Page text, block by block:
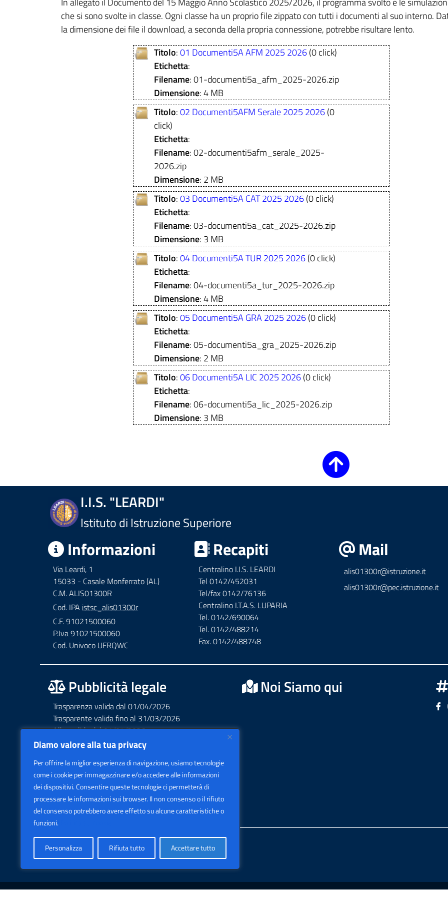
Diamo valore alla tua privacy
Per offrire la miglior esperienza di navigazione, usiamo tecnologie
come i cookie per immagazzinare e/o accedere alle informazioni
dei dispositivi. Consentire queste tecnologie ci permetterà di
processare le informazioni sui browser. Il non consenso o il rifiuto
del consenso potrebbero avere effetto su alcune caratteristiche o
funzioni.
Personalizza Rifiuta tutto Accettare tutto
che si sono svolte in classe. Ogni classe ha un proprio file zippato con tutti i documenti al suo interno.
la dimensione dei file il download, a seconda della propria connessione, potrebbe risultare lento.
Titolo:01 Documenti5A AFM 2025 2026(0 click)
Etichetta:
Filename: 01-documenti5a_afm_2025-2026.zip
Dimensione: 4 MB
Titolo:02 Documenti5AFM Serale 2025 2026(0
click)
Etichetta:
Filename: 02-documenti5afm_serale_2025-
2026.zip
Dimensione: 2 MB
Titolo:03 Documenti5A CAT 2025 2026(0 click)
Etichetta:
Filename: 03-documenti5a_cat_2025-2026.zip
Dimensione: 3 MB
Titolo:04 Documenti5A TUR 2025 2026(0 click)
Etichetta:
Filename: 04-documenti5a_tur_2025-2026.zip
Dimensione: 4 MB
Titolo:05 Documenti5A GRA 2025 2026(0 click)
Etichetta:
Filename: 05-documenti5a_gra_2025-2026.zip
Dimensione: 2 MB
Titolo:06 Documenti5A LIC 2025 2026(0 click)
Etichetta:
Filename: 06-documenti5a_lic_2025-2026.zip
Dimensione: 3 MB
I.I.S. "LEARDI"
Istituto di Istruzione Superiore
Informazioni
Via Leardi, 1
15033 - Casale Monferrato (AL)
C.M. ALIS01300R
Cod. IPA istsc_alis01300r
C.F. 91021500060
P.Iva 91021500060
Cod. Univoco UFRQWC
Recapiti
Centralino I.I.S. LEARDI
Tel 0142/452031
Tel/fax 0142/76136
Centralino I.T.A.S. LUPARIA
Tel. 0142/690064
Tel. 0142/488214
Fax. 0142/488748
Mail
alis01300r@istruzione.it
alis01300r@pec.istruzione.it
Pubblicità legale
Trasparenza valida dal 01/04/2026
Trasparente valida fino al 31/03/2026
Albo valido dal 01/04/2026
Albo valido fino al 31/03/2026
Accessibilità AGID Form
Noi Siamo qui